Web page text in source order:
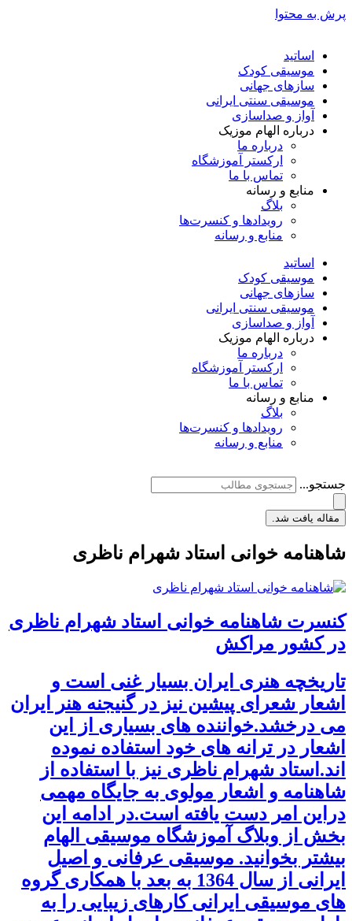
پرش به محتوا
اساتید
موسیقی کودک
سازهای جهانی
موسیقی سنتی ایرانی
آواز و صداسازی
درباره الهام موزیک
درباره ما
ارکستر آموزشگاه
تماس با ما
منابع و رسانه
بلاگ
رویدادها و کنسرت‌ها
منابع و رسانه
اساتید
موسیقی کودک
سازهای جهانی
موسیقی سنتی ایرانی
آواز و صداسازی
درباره الهام موزیک
درباره ما
ارکستر آموزشگاه
تماس با ما
منابع و رسانه
بلاگ
رویدادها و کنسرت‌ها
منابع و رسانه
جستجو...
مقاله یافت شد.
شاهنامه خوانی استاد شهرام ناظری
کنسرت شاهنامه خوانی استاد شهرام ناظری
در کشور مراکش
تاریخچه هنری ایران بسیار غنی است و
اشعار شعرای پیشین نیز در گنیجنه هنر ایران
می درخشد.خواننده های بسیاری از این
اشعار در ترانه های خود استفاده نموده
اند.استاد شهرام ناظری نیز با استفاده از
شاهنامه و اشعار مولوی به جایگاه مهمی
دراین امر دست یافته است.در ادامه این
بخش از وبلاگ آموزشگاه موسیقی الهام
بیشتر بخوانید. موسیقی عرفانی و اصیل
ایرانی از سال 1364 به بعد با همکاری گروه
های موسیقی ایرانی کارهای زیبایی را به